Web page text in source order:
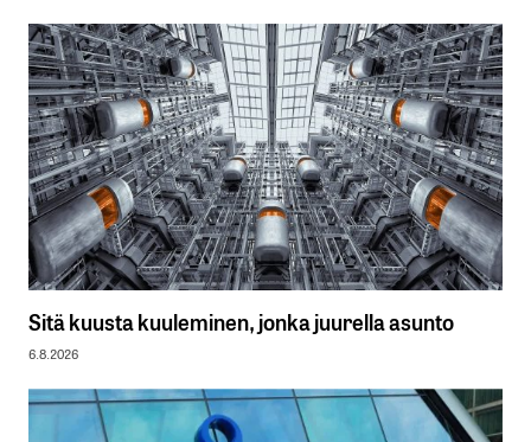
Sitä kuusta kuuleminen, jonka juurella asunto
6.8.2026